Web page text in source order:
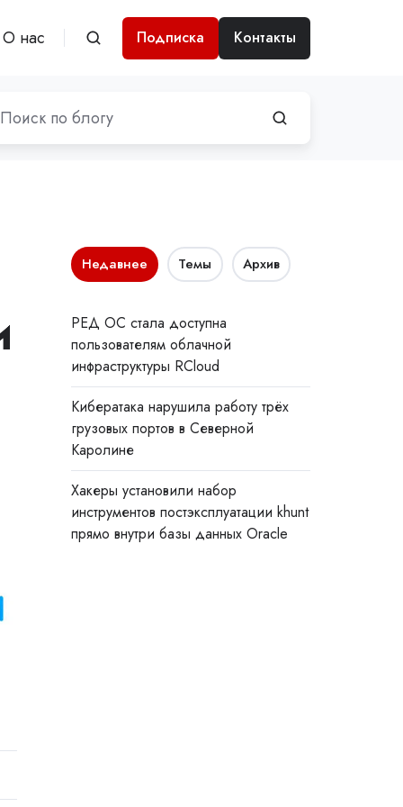
О нас Подписка Контакты
Недавнее Темы Архив
РЕД ОС стала доступна
пользователям облачной
инфраструктуры RCloud
Кибератака нарушила работу трёх
грузовых портов в Северной
Каролине
Хакеры установили набор
инструментов постэксплуатации khunt
прямо внутри базы данных Oracle